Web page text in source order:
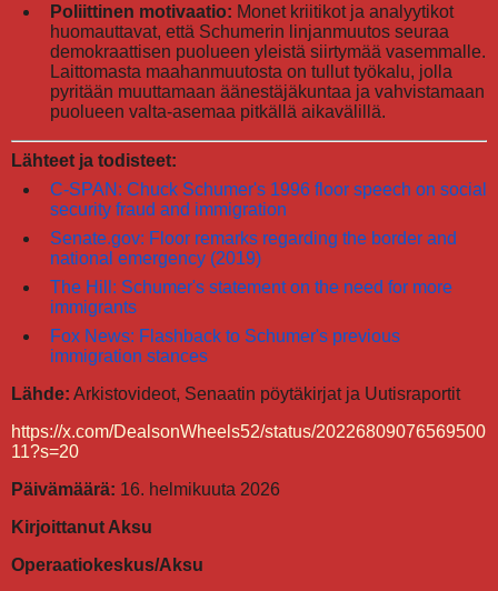
Poliittinen motivaatio: Monet kriitikot ja analyytikot
huomauttavat, että Schumerin linjanmuutos seuraa
demokraattisen puolueen yleistä siirtymää vasemmalle.
Laittomasta maahanmuutosta on tullut työkalu, jolla
pyritään muuttamaan äänestäjäkuntaa ja vahvistamaan
puolueen valta-asemaa pitkällä aikavälillä.
Lähteet ja todisteet:
C-SPAN: Chuck Schumer's 1996 floor speech on social
security fraud and immigration
Senate.gov: Floor remarks regarding the border and
national emergency (2019)
The Hill: Schumer's statement on the need for more
immigrants
Fox News: Flashback to Schumer's previous
immigration stances
Lähde: Arkistovideot, Senaatin pöytäkirjat ja Uutisraportit
https://x.com/DealsonWheels52/status/20226809076569500
11?s=20
Päivämäärä: 16. helmikuuta 2026
Kirjoittanut Aksu
Operaatiokeskus/Aksu